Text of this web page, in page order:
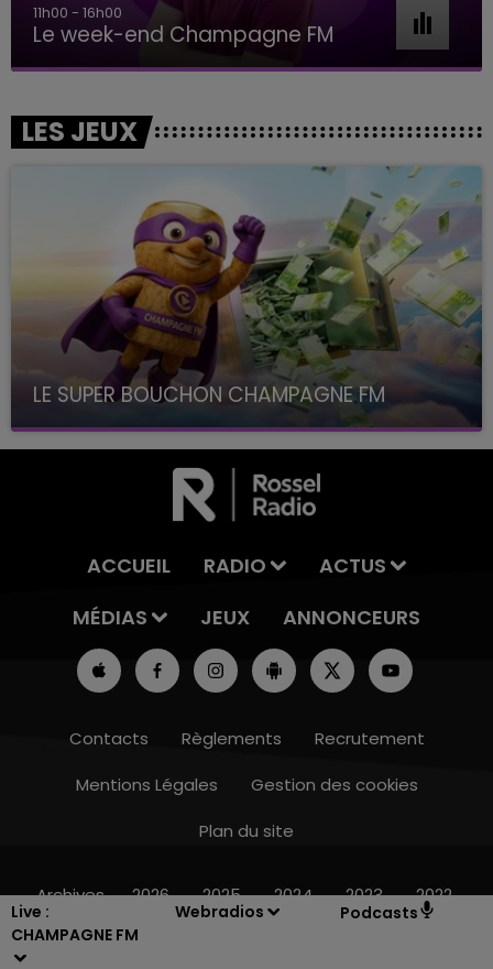
Live :
CHAMPAGNE FM
Webradios Podcasts
11h00 - 16h00
Le week-end Champagne FM
LES JEUX
LE SUPER BOUCHON CHAMPAGNE FM
avec La Famille Champagne FM, à 8H10
ACCUEIL RADIO
ACTUS
MÉDIAS
JEUX ANNONCEURS
Contacts Règlements
Recrutement
Mentions Légales
Gestion des cookies
Plan du site
Archives 2026 2025 2024 2023 2022